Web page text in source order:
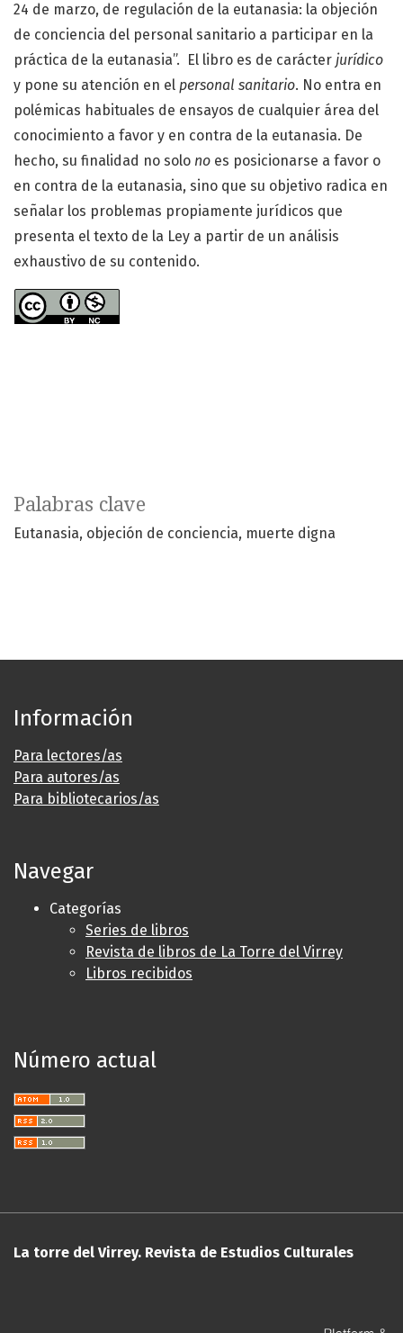
Palabras clave
Eutanasia objeción de conciencia muerte digna
24 de marzo, de regulación de la eutanasia: la objeción
de conciencia del personal sanitario a participar en la
práctica de la eutanasia”. El libro es de carácter jurídico
y pone su atención en el personal sanitario. No entra en
polémicas habituales de ensayos de cualquier área del
conocimiento a favor y en contra de la eutanasia. De
hecho, su finalidad no solo no es posicionarse a favor o
en contra de la eutanasia, sino que su objetivo radica en
señalar los problemas propiamente jurídicos que
presenta el texto de la Ley a partir de un análisis
exhaustivo de su contenido.
Información
Para lectores/as
Para autores/as
Para bibliotecarios/as
Navegar
Categorías
Series de libros
Revista de libros de La Torre del Virrey
Libros recibidos
Número actual
La torre del Virrey. Revista de Estudios Culturales